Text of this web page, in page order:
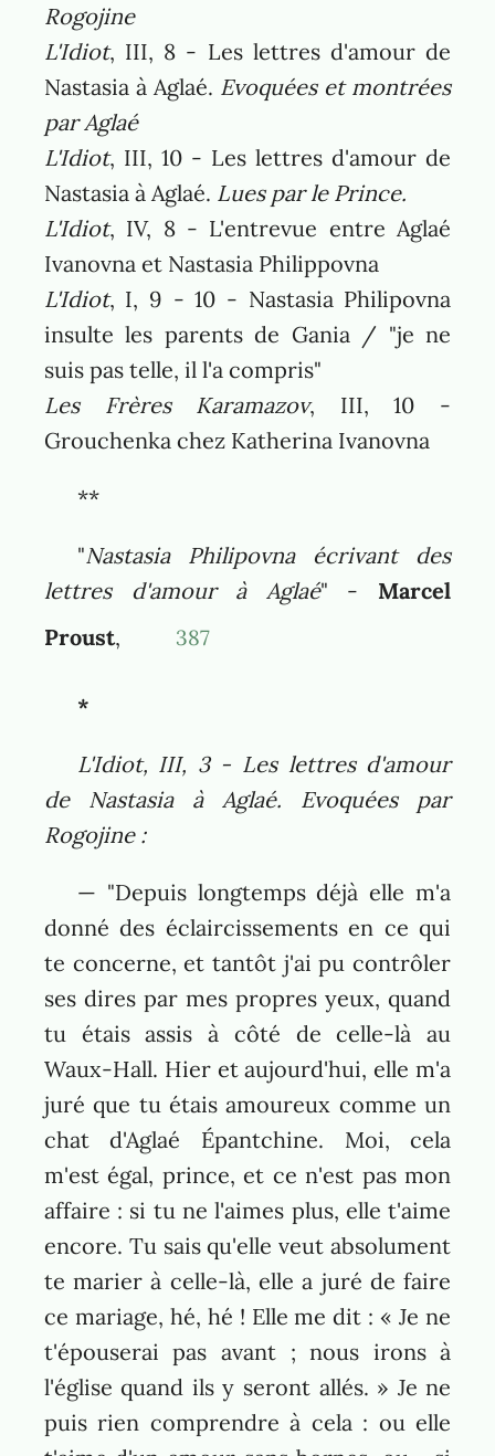
Rogojine
L'Idiot, III, 8 - Les lettres d'amour de
Nastasia à Aglaé. Evoquées et montrées
par Aglaé
L'Idiot, III, 10 - Les lettres d'amour de
Nastasia à Aglaé. Lues par le Prince.
L'Idiot, IV, 8 - L'entrevue entre Aglaé
Ivanovna et Nastasia Philippovna
L'Idiot, I, 9 - 10 - Nastasia Philipovna
insulte les parents de Gania / "je ne
suis pas telle, il l'a compris"
Les Frères Karamazov, III, 10 -
Grouchenka chez Katherina Ivanovna
**
"Nastasia Philipovna écrivant des
lettres d'amour à Aglaé" - Marcel
Proust, 387
*
L'Idiot, III, 3 - Les lettres d'amour
de Nastasia à Aglaé. Evoquées par
Rogojine :
— "Depuis longtemps déjà elle m'a
donné des éclaircissements en ce qui
te concerne, et tantôt j'ai pu contrôler
ses dires par mes propres yeux, quand
tu étais assis à côté de celle-là au
Waux-Hall. Hier et aujourd'hui, elle m'a
juré que tu étais amoureux comme un
chat d'Aglaé Épantchine. Moi, cela
m'est égal, prince, et ce n'est pas mon
affaire : si tu ne l'aimes plus, elle t'aime
encore. Tu sais qu'elle veut absolument
te marier à celle-là, elle a juré de faire
ce mariage, hé, hé ! Elle me dit : « Je ne
t'épouserai pas avant ; nous irons à
l'église quand ils y seront allés. » Je ne
puis rien comprendre à cela : ou elle